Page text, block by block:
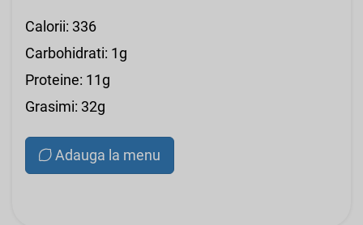
Calorii: 336
Carbohidrati: 1g
Proteine: 11g
Grasimi: 32g
Adauga la menu